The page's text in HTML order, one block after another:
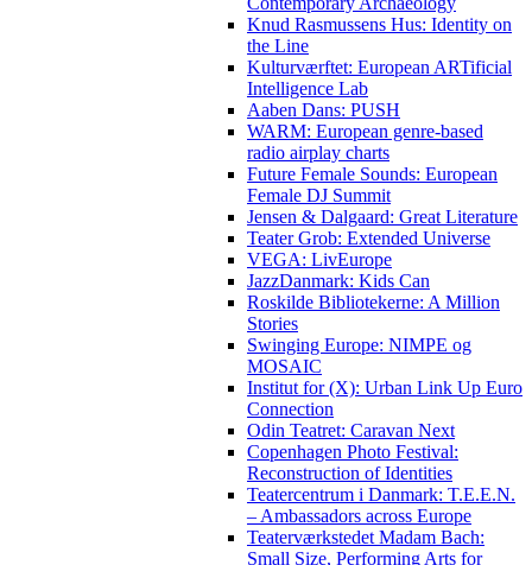
Knud Rasmussens Hus: Identity on
the Line
Kulturværftet: European ARTificial
Intelligence Lab
Aaben Dans: PUSH
WARM: European genre-based
radio airplay charts
Future Female Sounds: European
Female DJ Summit
Jensen & Dalgaard: Great Literature
Teater Grob: Extended Universe
VEGA: LivEurope
JazzDanmark: Kids Can
Roskilde Bibliotekerne: A Million
Stories
Swinging Europe: NIMPE og
MOSAIC
Institut for (X): Urban Link Up Euro
Connection
Odin Teatret: Caravan Next
Copenhagen Photo Festival:
Reconstruction of Identities
Teatercentrum i Danmark: T.E.E.N.
– Ambassadors across Europe
Teaterværkstedet Madam Bach:
Small Size, Performing Arts for